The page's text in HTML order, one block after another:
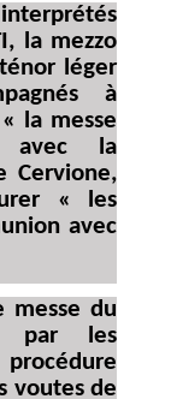
la mezzo
léger
à
la messe
avec la
Cervione,
« les
avec
messe du
par les
voutes de